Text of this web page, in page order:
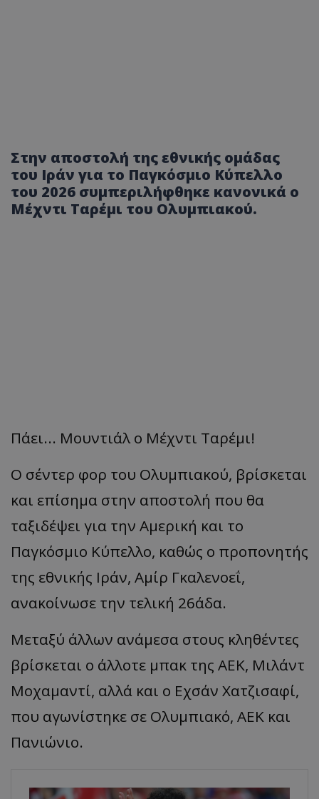
Στην αποστολή της εθνικής ομάδας
του Ιράν για το Παγκόσμιο Κύπελλο
του 2026 συμπεριλήφθηκε κανονικά ο
Μέχντι Ταρέμι του Ολυμπιακού.
Πάει... Μουντιάλ ο Μέχντι Ταρέμι!
Ο σέντερ φορ του Ολυμπιακού, βρίσκεται
και επίσημα στην αποστολή που θα
ταξιδέψει για την Αμερική και το
Παγκόσμιο Κύπελλο, καθώς ο προπονητής
της εθνικής Ιράν, Aμίρ Γκαλενοεΐ,
ανακοίνωσε την τελική 26άδα.
Μεταξύ άλλων ανάμεσα στους κληθέντες
βρίσκεται ο άλλοτε μπακ της ΑΕΚ, Μιλάντ
Μοχαμαντί, αλλά και ο Εχσάν Χατζισαφί,
που αγωνίστηκε σε Ολυμπιακό, ΑΕΚ και
Πανιώνιο.